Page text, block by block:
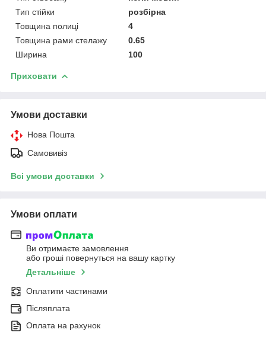
Тип стійки
розбірна
Товщина полиці
4
Товщина рами стелажу
0.65
Ширина
100
Приховати
Умови доставки
Нова Пошта
Самовивіз
Всі умови доставки
Умови оплати
Ви отримаєте замовлення
або гроші повернуться на вашу картку
Детальніше
Оплатити частинами
Післяплата
Оплата на рахунок